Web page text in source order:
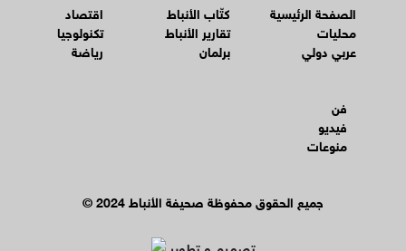
الصفحة الرئيسية
محليات
عربي دولي
كتّاب الأنباط
تقارير الأنباط
برلمان
اقتصاد
تكنولوجيا
رياضة
فن
فيديو
منوعات
© جميع الحقوق محفوظة صحيفة الأنباط 2024